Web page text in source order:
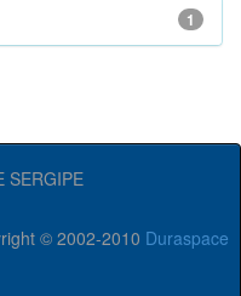
1
SERGIPE
© 2002-2010 Duraspace